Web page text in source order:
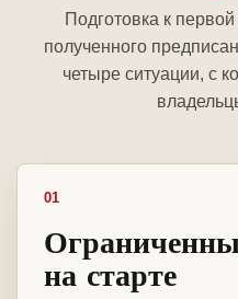
Подготовка к
полученного
четыре ситуации, с
01
на старте